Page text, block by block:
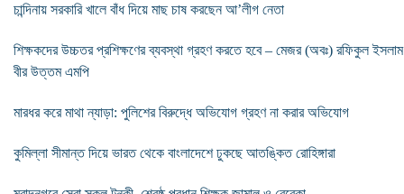
চান্দিনায় সরকারি খালে বাঁধ দিয়ে মাছ চাষ করছেন আ’লীগ নেতা
শিক্ষকদের উচ্চতর প্রশিক্ষণের ব্যবস্থা গ্রহণ করতে হবে – মেজর (অবঃ) রফিকুল ইসলাম
বীর উত্তম এমপি
মারধর করে মাথা ন্যাড়া: পুলিশের বিরুদ্ধে অভিযোগ গ্রহণ না করার অভিযোগ
কুমিল্লা সীমান্ত দিয়ে ভারত থেকে বাংলাদেশে ঢুকছে আতঙ্কিত রোহিঙ্গারা